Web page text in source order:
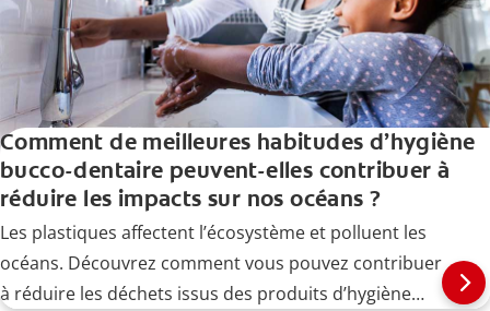
Comment de meilleures habitudes d’hygiène
bucco-dentaire peuvent-elles contribuer à
réduire les impacts sur nos océans ?
Les plastiques affectent l’écosystème et polluent les
océans. Découvrez comment vous pouvez contribuer
à réduire les déchets issus des produits d’hygiène